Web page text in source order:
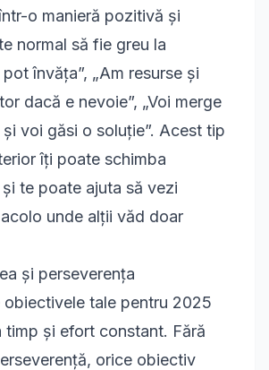
o manieră pozitivă și
normal să fie greu la
învăța”, „Am resurse și
dacă e nevoie”, „Voi merge
voi găsi o soluție”. Acest tip
îți poate schimba
te poate ajuta să vezi
unde alții văd doar
și perseverența
obiectivele tale pentru 2025
timp și efort constant. Fără
orice obiectiv